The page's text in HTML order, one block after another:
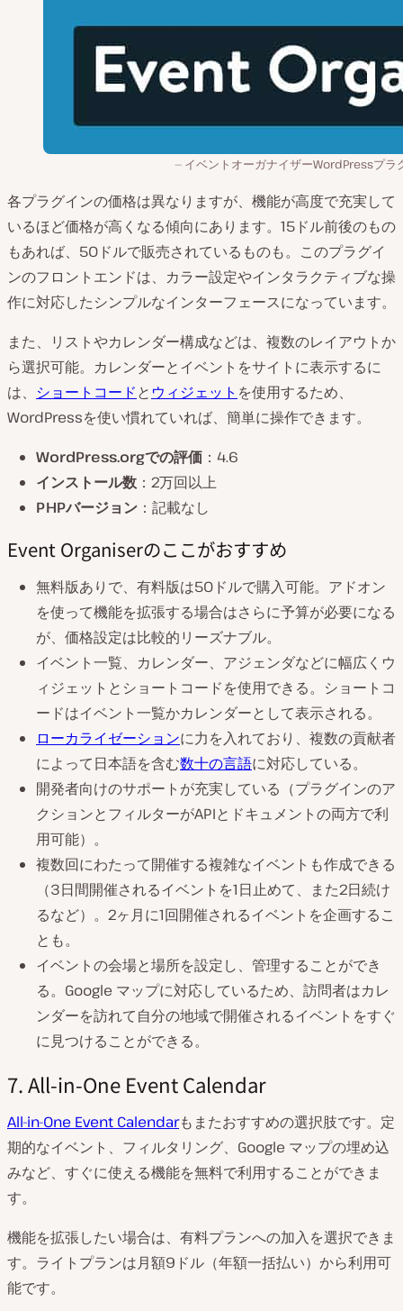
イベントオーガナイザーWordPressプラ
各プラグインの価格は異なりますが、機能が高度で充実して
いるほど価格が高くなる傾向にあります。15ドル前後のもの
もあれば、50ドルで販売されているものも。このプラグイ
ンのフロントエンドは、カラー設定やインタラクティブな操
作に対応したシンプルなインターフェースになっています。
また、リストやカレンダー構成などは、複数のレイアウトか
ら選択可能。カレンダーとイベントをサイトに表示するに
は、 ショートコードと ウィジェット を使用するため、
WordPressを使い慣れていれば、簡単に操作できます。
WordPress.orgでの評価 ：4.6
インストール数 ：2万回以上
PHPバージョン ：記載なし
Event Organiserのここがおすすめ
無料版ありで、有料版は50ドルで購入可能。アドオン
を使って機能を拡張する場合はさらに予算が必要になる
が、価格設定は比較的リーズナブル。
イベント一覧、カレンダー、アジェンダなどに幅広くウ
ィジェットとショートコードを使用できる。ショートコ
ードはイベント一覧かカレンダーとして表示される。
ローカライゼーションに力を入れており、複数の貢献者
によって日本語を含む数十の言語に対応している。
開発者向けのサポートが充実している（プラグインのア
クションとフィルターがAPIとドキュメントの両方で利
用可能）。
複数回にわたって開催する複雑なイベントも作成できる
（3日間開催されるイベントを1日止めて、また2日続け
るなど）。2ヶ月に1回開催されるイベントを企画するこ
とも。
イベントの会場と場所を設定し、管理することができ
る。Google マップに対応しているため、訪問者はカレ
ンダーを訪れて自分の地域で開催されるイベントをすぐ
に見つけることができる。
7. All-in-One Event Calendar
All-in-One Event Calendarもまたおすすめの選択肢です。定
期的なイベント、フィルタリング、Google マップの埋め込
みなど、すぐに使える機能を無料で利用することができま
す。
機能を拡張したい場合は、有料プランへの加入を選択できま
す。ライトプランは月額9ドル（年額一括払い）から利用可
能です。